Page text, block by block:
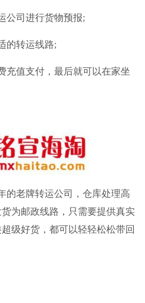
公司进行货物预报;
的转运线路;
值支付，最后就可以在家坐
的老牌转运公司，仓库处理高
为邮政线路，只需要提供真实
级好货，都可以轻轻松松带回